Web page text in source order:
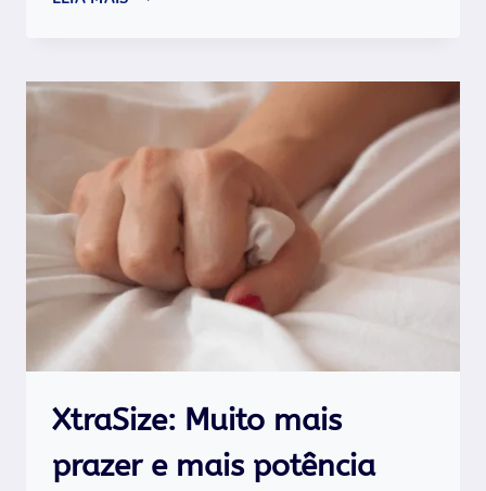
SOBRE
O
XtraSize: Muito mais
prazer e mais potência